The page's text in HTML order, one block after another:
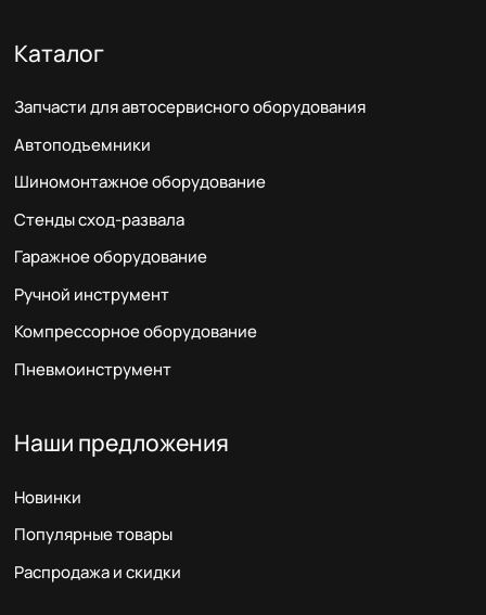
Каталог
Запчасти для автосервисного оборудования
Автоподъемники
Шиномонтажное оборудование
Стенды сход-развала
Гаражное оборудование
Ручной инструмент
Компрессорное оборудование
Пневмоинструмент
Наши предложения
Новинки
Популярные товары
Распродажа и скидки